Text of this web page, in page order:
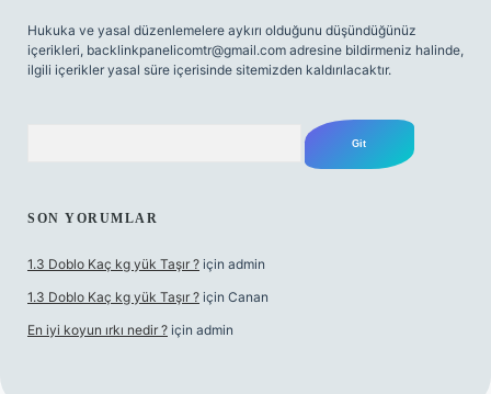
Hukuka ve yasal düzenlemelere aykırı olduğunu düşündüğünüz
içerikleri, backlinkpanelicomtr@gmail.com adresine bildirmeniz halinde,
ilgili içerikler yasal süre içerisinde sitemizden kaldırılacaktır.
SON YORUMLAR
1.3 Doblo Kaç kg yük Taşır ? için admin
1.3 Doblo Kaç kg yük Taşır ? için Canan
En iyi koyun ırkı nedir ? için admin